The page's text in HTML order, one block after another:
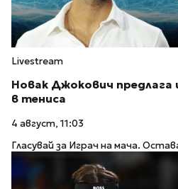
Livestream
Новак Джокович
в тениса
4 август, 11:03
Гласувай за Играч на мача.